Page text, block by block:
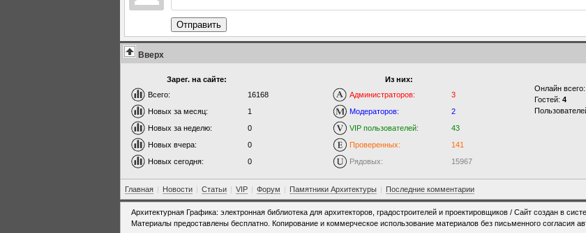
Отправить
Вверх
Зарег. на сайте:
Всего:
16168
Новых за месяц:
1
Новых за неделю:
0
Новых вчера:
0
Новых сегодня:
0
Из них:
Администраторов:
3
Модераторов:
2
VIP пользователей:
43
Проверенных:
141
Рядовых:
15967
Онлайн всего:
Гостей: 4
Главная | Новости | Статьи | VIP | Форум | Памятники Архитектуры | Последние комментарии
Архитектурная Графика: электронная библиотека для архитекторов, градостроителей и проектировщиков / Сайт создан в
Материалы предоставлены бесплатно. Копирование и коммерческое использование материалов без письменного согласия